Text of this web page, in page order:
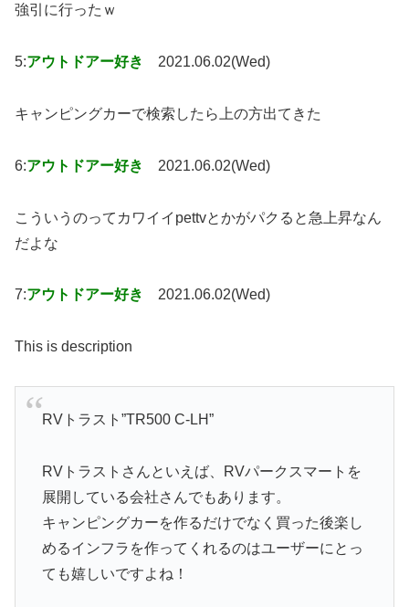
強引に行ったｗ
5:アウトドアー好き 2021.06.02(Wed)
キャンピングカーで検索したら上の方出てきた
6:アウトドアー好き 2021.06.02(Wed)
こういうのってカワイイpettvとかがパクると急上昇なん
だよな
7:アウトドアー好き 2021.06.02(Wed)
This is description
RVトラスト”TR500 C-LH”
RVトラストさんといえば、RVパークスマートを
展開している会社さんでもあります。
キャンピングカーを作るだけでなく買った後楽し
めるインフラを作ってくれるのはユーザーにとっ
ても嬉しいですよね！